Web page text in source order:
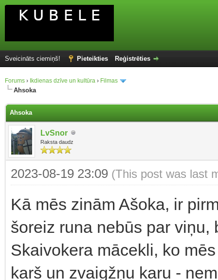
Sveicināts ciemiņš! Pieteikties Reģistrēties
Forums › Ikdienas dzīve un kultūra › Filmas
Ahsoka
Ahsoka
LvSnor
Raksta daudz
2023-08-19 23:09 (This post was last
Kā mēs zinām Ašoka, ir
šoreiz runa nebūs par viņu,
Skaivokera mācekli, ko
karš un zvaigžņu karu -